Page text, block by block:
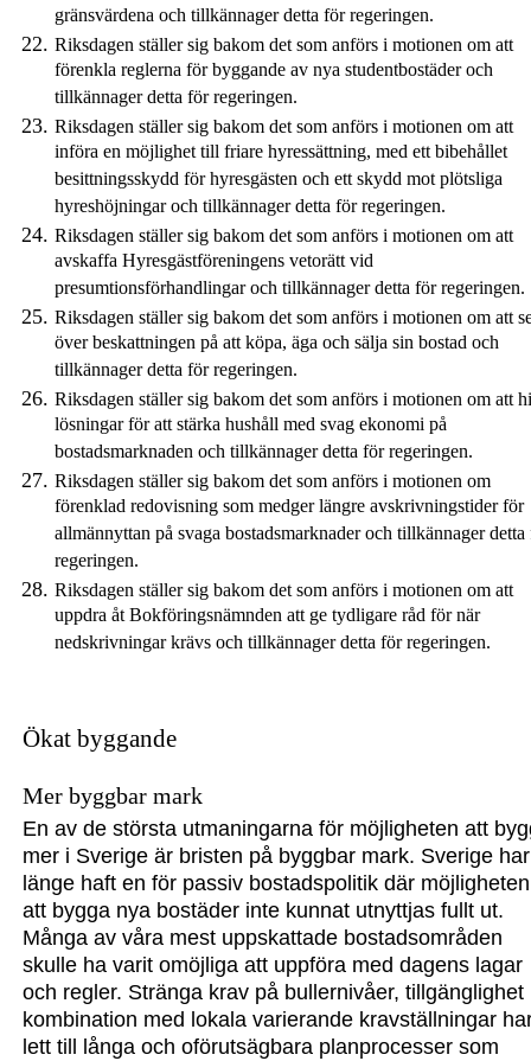
gränsvärdena och tillkännager detta för regeringen.
Riksdagen ställer sig bakom det som anförs i motionen om att
förenkla reglerna för byggande av nya studentbostäder och
tillkännager detta för regeringen.
Riksdagen ställer sig bakom det som anförs i motionen om att
införa en möjlighet till friare hyressättning, med ett bibehållet
besittningsskydd för hyresgästen och ett skydd mot plötsliga
hyreshöjningar och tillkännager detta för regeringen.
Riksdagen ställer sig bakom det som anförs i motionen om att
avskaffa Hyresgästföreningens vetorätt vid
presumtionsförhandlingar och tillkännager detta för regeringen.
Riksdagen ställer sig bakom det som anförs i motionen om att
över beskattningen på att köpa, äga och sälja sin bostad och
tillkännager detta för regeringen.
Riksdagen ställer sig bakom det som anförs i motionen om att
lösningar för att stärka hushåll med svag ekonomi på
bostadsmarknaden och tillkännager detta för regeringen.
Riksdagen ställer sig bakom det som anförs i motionen om
förenklad redovisning som medger längre avskrivningstider för
allmännyttan på svaga bostadsmarknader och tillkännager
regeringen.
Riksdagen ställer sig bakom det som anförs i motionen om att
uppdra åt Bokföringsnämnden att ge tydligare råd för när
nedskrivningar krävs och tillkännager detta för regeringen.
Ökat byggande
Mer byggbar mark
En av de största utmaningarna för möjligheten att
mer i Sverige är bristen på byggbar mark. Sverige har
länge haft en för passiv bostadspolitik där möjligheten
att bygga nya bostäder inte kunnat utnyttjas fullt ut.
Många av våra mest uppskattade bostadsområden
skulle ha varit omöjliga att uppföra med dagens lagar
och regler. Stränga krav på bullernivåer, tillgänglighet
kombination med lokala varierande kravställningar
lett till långa och oförutsägbara planprocesser som